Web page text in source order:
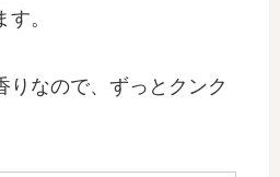
。
りなので、ずっとクンク